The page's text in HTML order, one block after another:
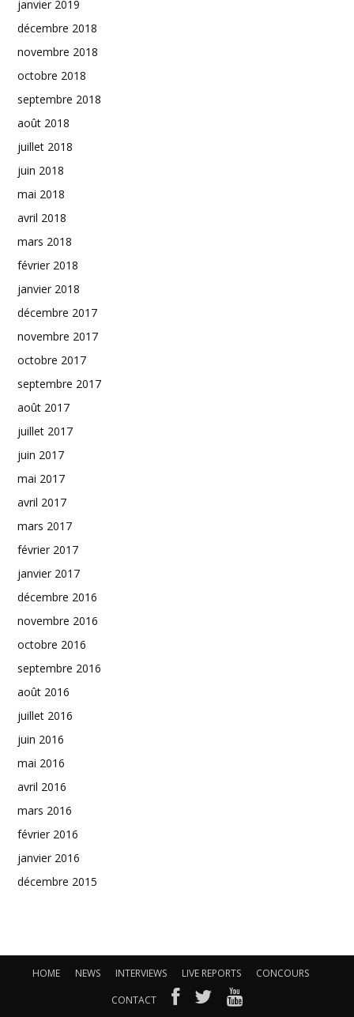
janvier 2019
décembre 2018
novembre 2018
octobre 2018
septembre 2018
août 2018
juillet 2018
juin 2018
mai 2018
avril 2018
mars 2018
février 2018
janvier 2018
décembre 2017
novembre 2017
octobre 2017
septembre 2017
août 2017
juillet 2017
juin 2017
mai 2017
avril 2017
mars 2017
février 2017
janvier 2017
décembre 2016
novembre 2016
octobre 2016
septembre 2016
août 2016
juillet 2016
juin 2016
mai 2016
avril 2016
mars 2016
février 2016
janvier 2016
décembre 2015
HOME NEWS INTERVIEWS LIVE REPORTS
CONCOURS
CONTACT